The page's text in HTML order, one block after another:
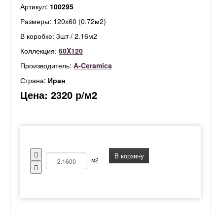
Артикул: 100295
Размеры: 120х60 (0.72м2)
В коробке: 3шт / 2.16м2
Коллекция: 60X120
Производитель: A-Ceramica
Страна: Иран
Цена: 2320 р/м2
м2 В корзину